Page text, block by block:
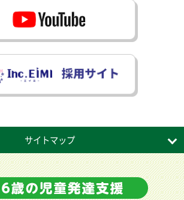
サイトマップ